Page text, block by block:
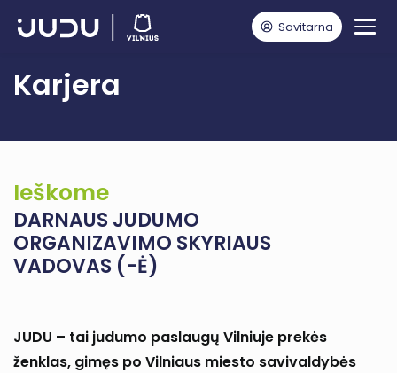
Savitarna
DARNAUS JUDUMO ORGANIZAVIMO SKYRIAUS VADOVAS (-Ė)
Karjera
Ieškome
DARNAUS JUDUMO
ORGANIZAVIMO SKYRIAUS
VADOVAS (-Ė)
JUDU – tai judumo paslaugų Vilniuje prekės
ženklas, gimęs po Vilniaus miesto savivaldybės